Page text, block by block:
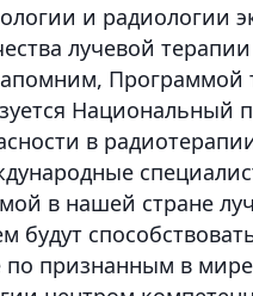
и радиологии
лучевой
Программой
Национальный
в
в нашей стране
будут
по признанным в